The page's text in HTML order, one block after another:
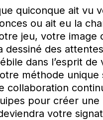
quiconque ait vu
ou ait eu la
jeu, votre image
dessiné des
dans l’esprit de
méthode unique
collaboration
pour créer une
votre